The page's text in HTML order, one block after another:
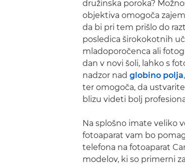
družinska poroka?
objektiva omogoča
da bi pri tem prišlo do
posledica širokokotnih
mladoporočenca ali
dan v novi šoli, lahko s
nadzor nad globino polja
ter omogoča, da
blizu videti bolj
Na splošno imate veliko
fotoaparat vam bo
telefona na fotoaparat
modelov, ki so primerni